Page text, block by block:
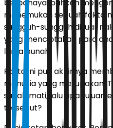
berbahaya, bahkan
menemukan sebuah fakta
sungguh-sungguh di luar
yang menciptakan para
lama punah.
Fakta ini pun akhirnya
manusia yang merupakan
sudah mati, lalu apa tujuan
tersebut?